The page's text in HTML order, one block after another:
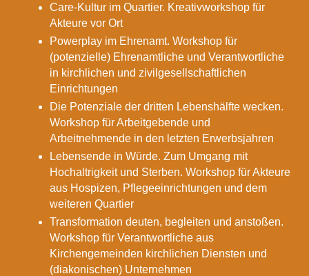
Care-Kultur im Quartier. Kreativworkshop für
Akteure vor Ort
Powerplay im Ehrenamt. Workshop für
(potenzielle) Ehrenamtliche und Verantwortliche
in kirchlichen und zivilgesellschaftlichen
Einrichtungen
Die Potenziale der dritten Lebenshälfte wecken.
Workshop für Arbeitgebende und
Arbeitnehmende in den letzten Erwerbsjahren
Lebensende in Würde. Zum Umgang mit
Hochaltrigkeit und Sterben. Workshop für Akteure
aus Hospizen, Pflegeeinrichtungen und dem
weiteren Quartier
Transformation deuten, begleiten und anstoßen.
Workshop für Verantwortliche aus
Kirchengemeinden kirchlichen Diensten und
(diakonischen) Unternehmen